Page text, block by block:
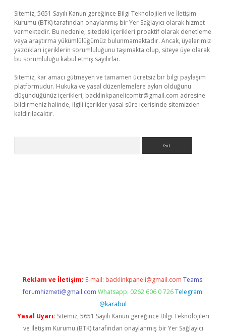
Sitemiz, 5651 Sayılı Kanun gereğince Bilgi Teknolojileri ve İletişim
Kurumu (BTK) tarafından onaylanmış bir Yer Sağlayıcı olarak hizmet
vermektedir. Bu nedenle, sitedeki içerikleri proaktif olarak denetleme
veya araştırma yükümlülüğümüz bulunmamaktadır. Ancak, üyelerimiz
yazdıkları içeriklerin sorumluluğunu taşımakta olup, siteye üye olarak
bu sorumluluğu kabul etmiş sayılırlar.
Sitemiz, kar amacı gütmeyen ve tamamen ücretsiz bir bilgi paylaşım
platformudur. Hukuka ve yasal düzenlemelere aykırı olduğunu
düşündüğünüz içerikleri, backlinkpanelicomtr@gmail.com adresine
bildirmeniz halinde, ilgili içerikler yasal süre içerisinde sitemizden
kaldırılacaktır.
Reklam ve İletişim: E-mail: backlinkpaneli@gmail.com Teams:
forumhizmeti@gmail.com Whatsapp: 0262 606 0 726 Telegram:
@karabul
Yasal Uyarı: Sitemiz, 5651 Sayılı Kanun gereğince Bilgi Teknolojileri
ve İletişim Kurumu (BTK) tarafından onaylanmış bir Yer Sağlayıcı